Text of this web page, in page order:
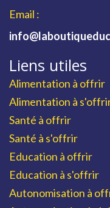
Email :
Liens utiles
Alimentation à offrir
Alimentation à
Santé à offrir
Santé à s'offrir
Education à offrir
Education à s'offrir
Autonomisation à